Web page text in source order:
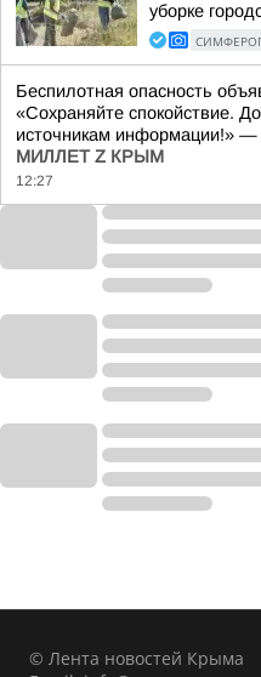
уборке
Беспилотная опасность
«Сохраняйте спокойствие.
источникам информации!»
МИЛЛЕТ Z КРЫМ
12:27
© Лента новостей Крыма